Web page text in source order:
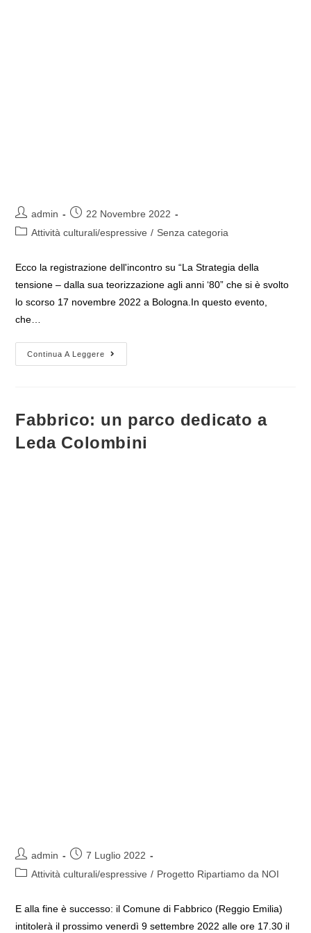
Autore
dell'articolo:
admin
Articolo
pubblicato:
22 Novembre 2022
Categoria
Attività culturali/espressive / Senza categoria
Ecco la registrazione dell'incontro su “La Strategia della
tensione – dalla sua teorizzazione agli anni ‘80” che si è svolto
lo scorso 17 novembre 2022 a Bologna.In questo evento,
che…
Continua A Leggere
La
Registrazione
Tensione
Dalla
Sua
Fabbrico: un parco dedicato a
Leda Colombini
Autore
dell'articolo:
admin
Articolo
pubblicato:
7 Luglio 2022
Categoria
Attività culturali/espressive / Progetto Ripartiamo da NOI
E alla fine è successo: il Comune di Fabbrico (Reggio Emilia)
intitolerà il prossimo venerdì 9 settembre 2022 alle ore 17.30 il